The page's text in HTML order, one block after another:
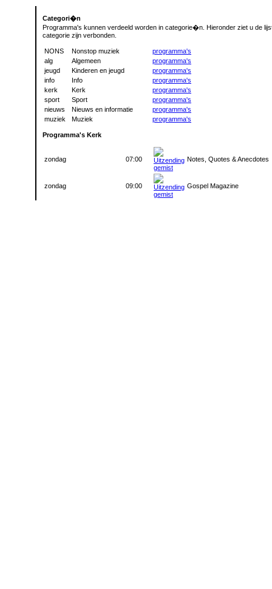
Categori�n
Programma's kunnen verdeeld worden in categorie�n. Hieronder ziet u de
categorie zijn verbonden.
NONS Nonstop muziek
programma's
alg
Algemeen
programma's
jeugd
Kinderen en jeugd
programma's
info
Info
programma's
kerk
Kerk
programma's
sport
Sport
programma's
nieuws
Nieuws en informatie
programma's
muziek
Muziek programma's
Programma's Kerk
zondag 07:00 Notes, Quotes & Anecdotes
zondag 09:00 Gospel Magazine